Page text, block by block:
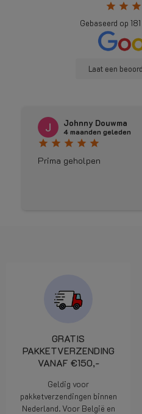
star star star
Gebaseerd op 181
Laat een
Johnny Douwma
4 maanden geleden
star star star star star
Prima geholpen
GRATIS
PAKKETVERZENDING
VANAF €150,-
Geldig voor
pakketverzendingen binnen
Nederland. Voor België en